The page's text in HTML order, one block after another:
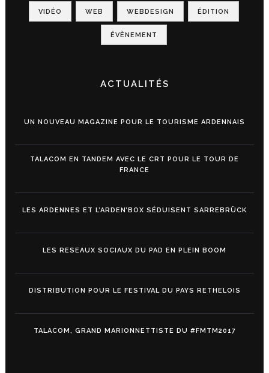
VIDÉO WEB WEBDESIGN ÉDITION
ÉVÈNEMENT
ACTUALITÉS
UN NOUVEAU MAGAZINE POUR LE TOURISME ARDENNAIS
TALACOM EN TANDEM AVEC LE CRT POUR LE TOUR DE
FRANCE
LES ARDENNES ET L’ARDEN’BOX SÉDUISENT SARREBRÜCK
LES RESEAUX SOCIAUX DU PAD EN PLEIN BOOM
DISTRIBUTION POUR LE FESTIVAL DU PAYS RETHELOIS
TALACOM, GRAND MARIONNETTISTE DU #FMTM2017